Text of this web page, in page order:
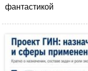
фантастикой